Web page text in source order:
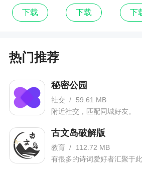
家小哥最
新版
下载 下载 下
热门推荐
秘密公园
社交 /
59.61 MB
附近社交，匹配同城好友。
古文岛破解版
教育 /
112.72 MB
有很多的诗词爱好者汇聚于此